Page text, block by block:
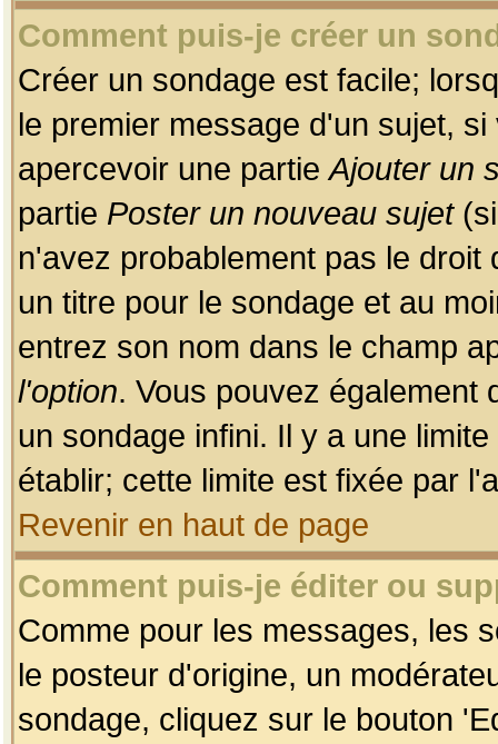
Comment puis-je créer un
Créer un sondage est facile;
le premier message d'un sujet,
apercevoir une partieAjouter un
partie Poster un nouveau sujet(si
n'avez probablement pas le
un titre pour le sondage et au
entrez son nom dans le champ
l'option. Vous pouvez également
un sondage infini. Il y a une
établir; cette limite est fixée par
Revenir en haut de page
Comment puis-je éditer ou
Comme pour les messages, les
le posteur d'origine, un
sondage, cliquez sur le bouton